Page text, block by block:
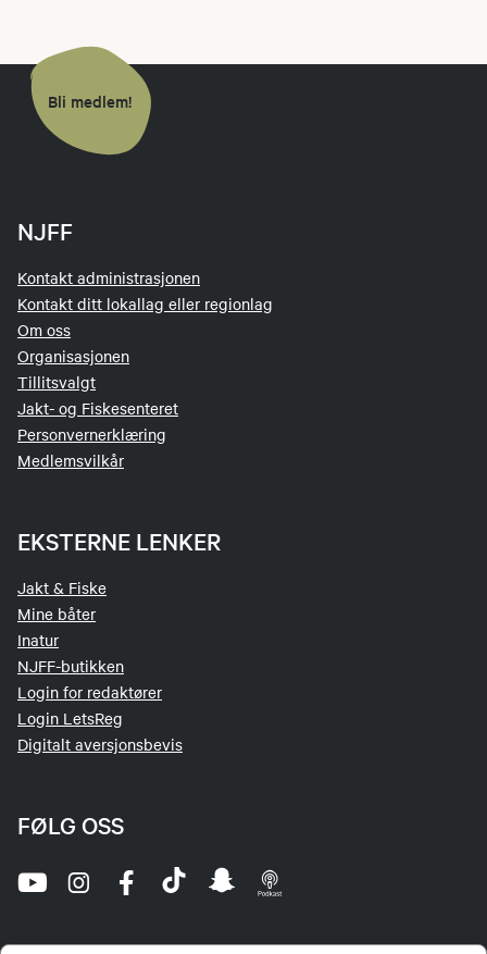
Bli medlem!
NJFF
Kontakt administrasjonen
Kontakt ditt lokallag eller regionlag
Om oss
Organisasjonen
Tillitsvalgt
Jakt- og Fiskesenteret
Personvernerklæring
Medlemsvilkår
EKSTERNE LENKER
Jakt & Fiske
Mine båter
Inatur
NJFF-butikken
Login for redaktører
Login LetsReg
Digitalt aversjonsbevis
FØLG OSS